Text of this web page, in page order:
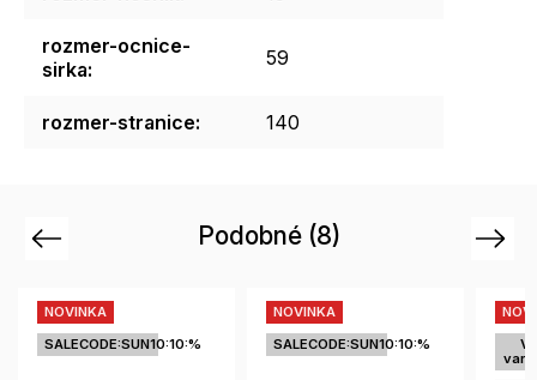
rozmer-ocnice-
sirka: 59
rozmer-stranice: 140
Podobné (8)
Previous
SALECODE:SUN10:10:%
Viac
variantov
Next